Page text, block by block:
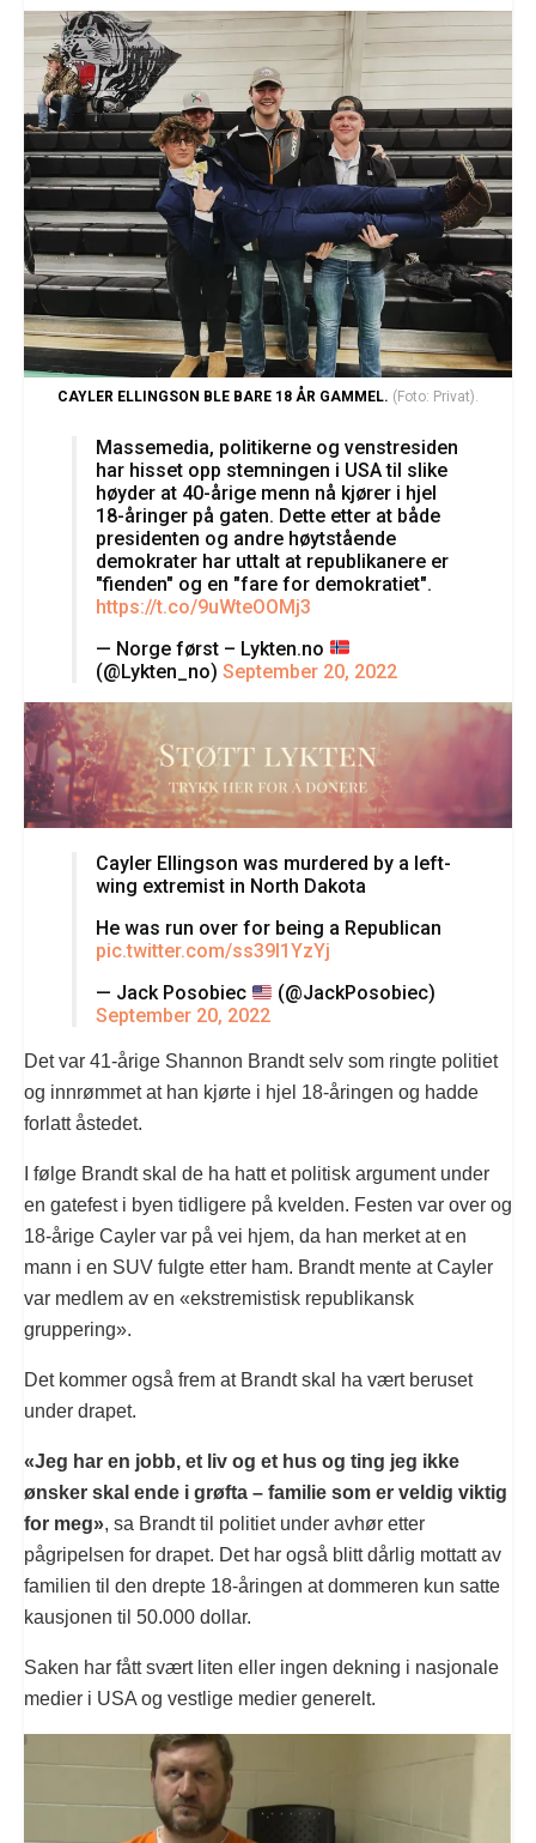
CAYLER ELLINGSON BLE BARE 18 ÅR GAMMEL. (Foto: Privat).
Massemedia, politikerne og venstresiden
har hisset opp stemningen i USA til slike
høyder at 40-årige menn nå kjører i hjel
18-åringer på gaten. Dette etter at både
presidenten og andre høytstående
demokrater har uttalt at republikanere er
"fienden" og en "fare for demokratiet".
https://t.co/9uWteOOMj3
— Norge først – Lykten.no
(@Lykten_no) September 20, 2022
Cayler Ellingson was murdered by a left-
wing extremist in North Dakota
He was run over for being a Republican
pic.twitter.com/ss39I1YzYj
— Jack Posobiec
(@JackPosobiec)
September 20, 2022
Det var 41-årige Shannon Brandt selv som ringte politiet
og innrømmet at han kjørte i hjel 18-åringen og hadde
forlatt åstedet.
I følge Brandt skal de ha hatt et politisk argument under
en gatefest i byen tidligere på kvelden. Festen var over og
18-årige Cayler var på vei hjem, da han merket at en
mann i en SUV fulgte etter ham. Brandt mente at Cayler
var medlem av en «ekstremistisk republikansk
gruppering».
Det kommer også frem at Brandt skal ha vært beruset
under drapet.
«Jeg har en jobb, et liv og et hus og ting jeg ikke
ønsker skal ende i grøfta – familie som er veldig viktig
for meg», sa Brandt til politiet under avhør etter
pågripelsen for drapet. Det har også blitt dårlig mottatt av
familien til den drepte 18-åringen at dommeren kun satte
kausjonen til 50.000 dollar.
Saken har fått svært liten eller ingen dekning i nasjonale
medier i USA og vestlige medier generelt.